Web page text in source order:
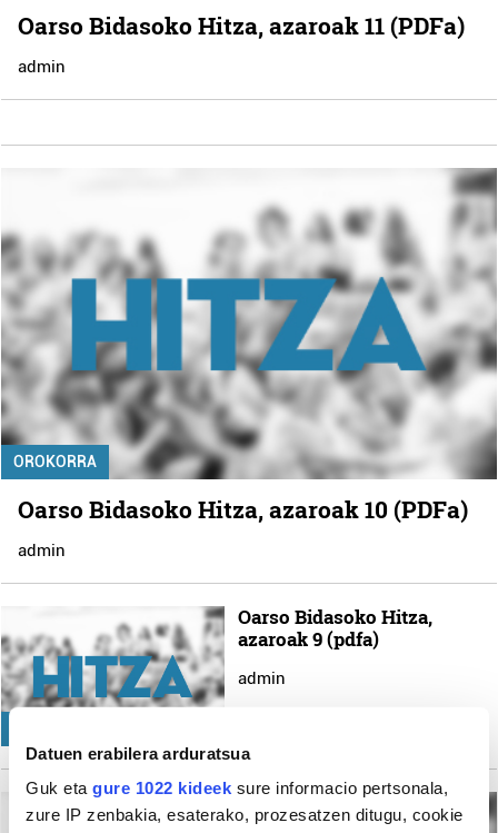
Datuen erabilera arduratsua
Guk eta gure 1022 kideek sure informacio pertsonala,
zure IP zenbakia, esaterako, prozesatzen ditugu, cookie
Oarso Bidasoko Hitza, azaroak 11 (PDFa)
admin
OROKORRA
Oarso Bidasoko Hitza, azaroak 10 (PDFa)
admin
Oarso Bidasoko Hitza,
azaroak 9 (pdfa)
admin